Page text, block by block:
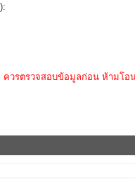
ควรตรวจสอบข้อมูลก่อน ห้ามโอน